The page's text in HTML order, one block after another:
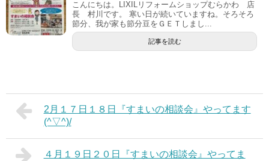
こんにちは。LIXILリフォームショップむらかわ 店
長 村川です。 寒い日が続いていますね。そろそろ
節分、我が家も節分豆をＧＥＴしまし...
記事を読む
2月１７日１８日『すまいの相談会』やってます
(^▽^)/
４月１９日２０日『すまいの相談会』やってま